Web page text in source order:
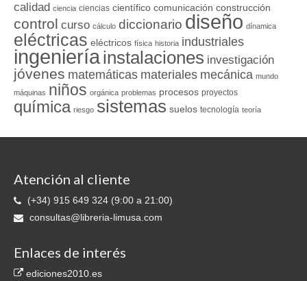
calidad ciencia ciencias científico comunicación construcción
control curso cálculo diccionario diseño dínamica
eléctricas eléctricos física historia industriales
ingenieríainstalaciones investigación
jóvenes matemáticas materiales mecánica mundo
máquinas niños orgánica problemas procesos proyectos
química riesgo sistemas suelos tecnología teoría
Atención al cliente
(+34) 915 649 324 (9:00 a 21:00)
consultas@libreria-limusa.com
Enlaces de interés
ediciones2010.es